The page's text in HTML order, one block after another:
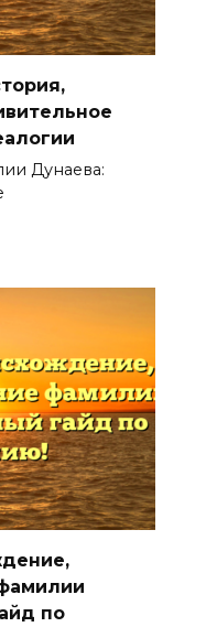
Дунаева:
по